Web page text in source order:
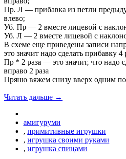
Пр. Л — прибавка из петли
влево;
Уб. Пр — 2 вместе лицевой с
Уб. Л — 2 вместе лицевой с
В схеме еще приведены записи
это значит надо сделать прибавку
Пр * 2 раза — это значит, что надо
вправо 2 раза
Пряню вяжем снизу вверх одним
Читать дальше →
амигуруми
, примитивные игрушки
, игрушка своими руками
, игрушка спицами